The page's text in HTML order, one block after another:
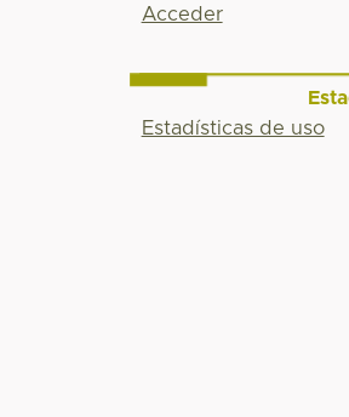
Acceder
Estadísticas de uso